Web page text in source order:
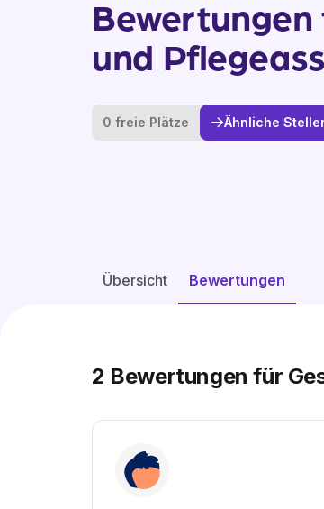
und
0 freie Plätze Ähnliche
Übersicht Bewertungen
2 Bewertungen für